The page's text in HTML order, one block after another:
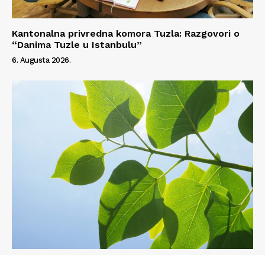
Kantonalna privredna komora Tuzla: Razgovori o
“Danima Tuzle u Istanbulu”
6. Augusta 2026.